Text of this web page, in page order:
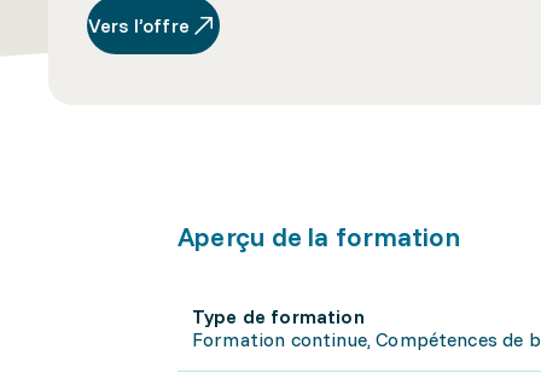
Vers l’offre
Aperçu de la formation
Type de formation
Formation continue, Compétences de